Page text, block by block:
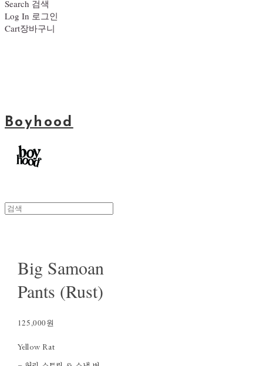
Search 검색
Log In 로그인
Cart장바구니
Boyhood
Big Samoan
Pants (Rust)
125,000원
Yellow Rat